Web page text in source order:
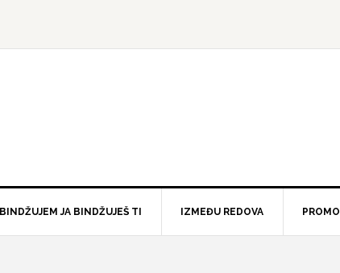
BINDŽUJEM JA BINDŽUJEŠ TI IZMEĐU REDOVA PROMO